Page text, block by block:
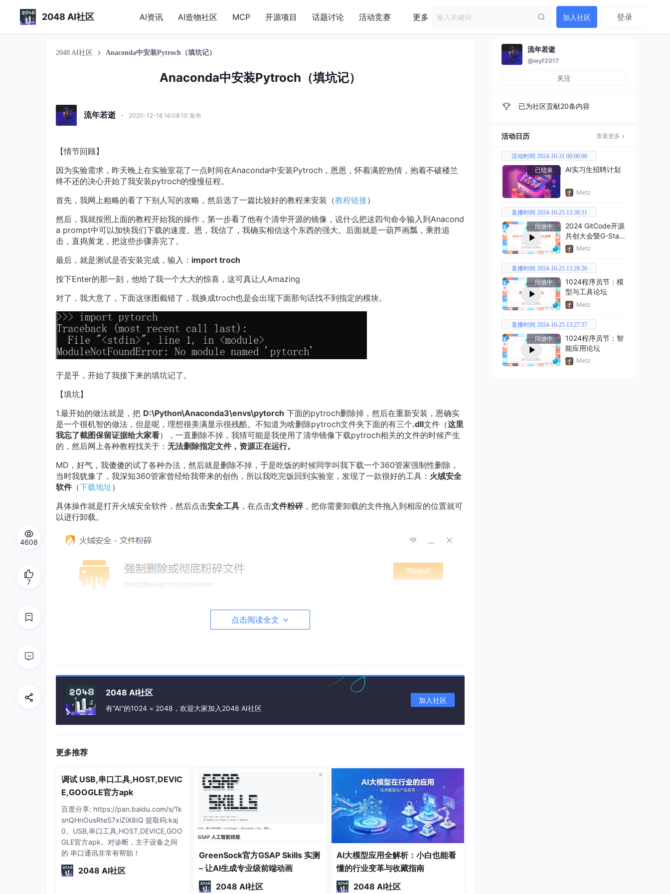
2048 AI社区 AI资讯 AI造物社区 MCP 开源项目 话题讨论 活动竞赛 更多 加入社区 登录
2048 AI社区 Anaconda中安装Pytroch（填坑记）
Anaconda中安装Pytroch（填坑记）
流年若逝 · 2020-12-18 16:08:10 发布
【情节回顾】
因为实验需求，昨天晚上在实验室花了一点时间在Anaconda中安装Pytroch，恩恩，怀着满腔热情，抱着不破楼兰
终不还的决心开始了我安装pytroch的慢慢征程。
首先，我网上粗略的看了下别人写的攻略，然后选了一篇比较好的教程来安装（教程链接）
然后，我就按照上面的教程开始我的操作，第一步看了他有个清华开源的镜像，说什么把这四句命令输入到Anacond
a prompt中可以加快我们下载的速度。恩，我信了，我确实相信这个东西的强大。后面就是一葫芦画瓢，乘胜追
击，直捣黄龙，把这些步骤弄完了。
最后，就是测试是否安装完成，输入： import troch
按下Enter的那一刻，他给了我一个大大的惊喜，这可真让人Amazing
对了，我大意了，下面这张图截错了，我换成troch也是会出现下面那句话找不到指定的模块。
于是乎，开始了我接下来的填坑记了。
【填坑】
1.最开始的做法就是，把 D:\Python\Anaconda3\envs\pytorch 下面的pytroch删除掉，然后在重新安装，恩确实
是一个很机智的做法，但是呢，理想很美满显示很残酷。不知道为啥删除pytroch文件夹下面的有三个.dll文件（这里
我忘了截图保留证据给大家看），一直删除不掉，我猜可能是我使用了清华镜像下载pytroch相关的文件的时候产生
的，然后网上各种教程找关于： 无法删除指定文件，资源正在运行。
MD，好气，我傻傻的试了各种办法，然后就是删除不掉，于是吃饭的时候同学叫我下载一个360管家强制性删除，
当时我犹豫了，我深知360管家曾经给我带来的创伤，所以我吃完饭回到实验室，发现了一款很好的工具： 火绒安全
软件（下载地址）
具体操作就是打开火绒安全软件，然后点击安全工具 ，在点击文件粉碎，把你需要卸载的文件拖入到相应的位置就可
以进行卸载。
然后小手一点，各种花里胡哨的东西都能被咱整的明明白白，是不是很刺激，反正我是没看懂自己为啥没快点找到这
款神器。
2.好了，卸载完毕之后，我就想到一件事情，就是我之前在Anaconda中安装Tensorflow我同学好像也是使用清华的
上开始自己的救赎之路。
1.打开Anaconda prompt ，在里面输入：conda create -n pytorch python=3.7
这一步主要就是创建环境pytorch，我的python是3.7版本的所以python=3.7，这个看你们自己python版本是多少然
后填上去就可以。
弄好了出现下面的图示之后，弹出提示，输入 y，即可安装。
点击阅读全文
2048 AI社区
有“AI”的1024 = 2048，欢迎大家加入2048 AI社区
加入社区
更多推荐
调试 USB,串口工具,HOST,DEVIC
E,GOOGLE官方apk
百度分享: https://pan.baidu.com/s/1k
snQHnOusRteS7xiZiX8IQ 提取码:kaj
0。USB,串口工具,HOST,DEVICE,GOO
GLE官方apk。对诊断，主子设备之间
的 串口通讯非常有帮助！
2048 AI社区
GreenSock官方GSAP Skills 实测
– 让AI生成专业级前端动画
2048 AI社区
AI大模型应用全解析：小白也能看
懂的行业变革与收藏指南
2048 AI社区
4608
7
流年若逝
@wyf2017
关注
已为社区贡献20条内容
活动日历 查看更多
活动时间 2024-10-31 00:00:00
已结束
AI实习生招聘计划
Metz
直播时间 2024-10-25 13:30:51
回放中
2024 GitCode开源
共创大会暨G-Star
嘉年华
Metz
直播时间 2024-10-25 13:28:26
回放中
1024程序员节：模
型与工具论坛
Metz
直播时间 2024-10-25 13:27:37
回放中
1024程序员节：智
能应用论坛
Metz